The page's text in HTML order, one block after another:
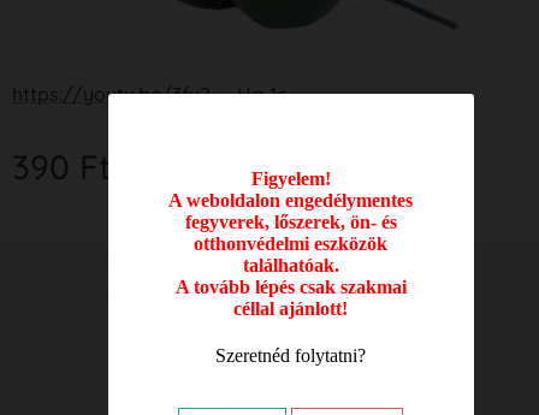
Figyelem!
A weboldalon engedélymentes
fegyverek, lőszerek, ön- és
otthonvédelmi eszközök
találhatóak.
A tovább lépés csak szakmai
céllal ajánlott!
Szeretnéd folytatni?
https://youtu.be/3fu2__Ha-1c
390 Ft
Nyitvatartási idő: